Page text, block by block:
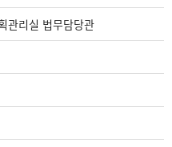
관리실 법무담당관